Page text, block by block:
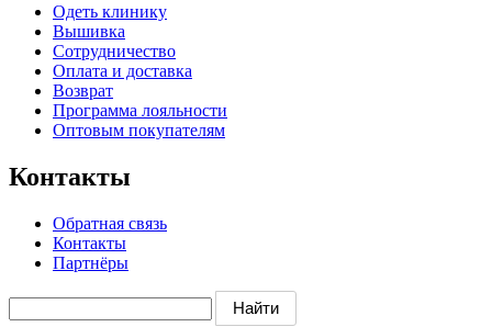
Одеть клинику
Вышивка
Сотрудничество
Оплата и доставка
Возврат
Программа лояльности
Оптовым покупателям
Контакты
Обратная связь
Контакты
Партнёры